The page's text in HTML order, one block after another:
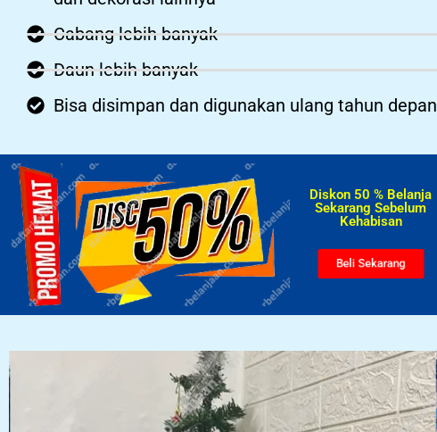
Cabang lebih banyak
Daun lebih banyak
Bisa disimpan dan digunakan ulang tahun depan
Diskon 50 % Belanja
Sekarang Sebelum
Kehabisan​
Beli Sekarang